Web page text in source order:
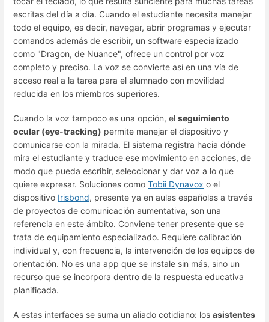
escritas del día a día. Cuando el estudiante necesita manejar
todo el equipo, es decir, navegar, abrir programas y ejecutar
comandos además de escribir, un software especializado
como "Dragon, de Nuance", ofrece un control por voz
completo y preciso. La voz se convierte así en una vía de
acceso real a la tarea para el alumnado con movilidad
reducida en los miembros superiores.
Cuando la voz tampoco es una opción, el seguimiento
ocular (eye-tracking) permite manejar el dispositivo y
comunicarse con la mirada. El sistema registra hacia dónde
mira el estudiante y traduce ese movimiento en acciones, de
modo que pueda escribir, seleccionar y dar voz a lo que
quiere expresar. Soluciones como Tobii Dynavox o el
dispositivo Irisbond, presente ya en aulas españolas a través
de proyectos de comunicación aumentativa, son una
referencia en este ámbito. Conviene tener presente que se
trata de equipamiento especializado. Requiere calibración
individual y, con frecuencia, la intervención de los equipos de
orientación. No es una app que se instale sin más, sino un
recurso que se incorpora dentro de la respuesta educativa
planificada.
A estas interfaces se suma un aliado cotidiano: los asistentes